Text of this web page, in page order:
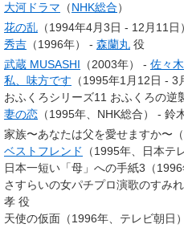
大河ドラマ （NHK総合）
花の乱 （1994年4月3日 - 12月11日
秀吉 （1996年） - 森蘭丸 役
武蔵 MUSASHI （2003年） - 佐々
私、味方です （1995年1月12日 - 3
おふくろシリーズ11 おふくろの逆
妻の恋 （1995年、NHK総合） - 鈴
家族〜あなたは父を愛せますか〜
ベストフレンド
（1995年、日本テ
日本一短い「母」への手紙3（1996
さすらいの女パチプロ演歌のすみ
孝 役
天使の仮面（1996年、テレビ朝日）